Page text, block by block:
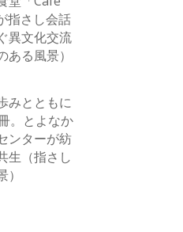
指さし会話
異文化交流
ある風景）
みとともに
。とよなか
ンターが紡
生（指さし